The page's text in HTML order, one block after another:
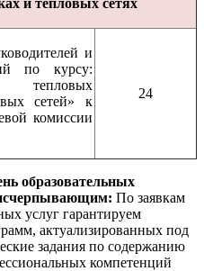
и
по курсу:
сетей» к
комиссии
24
образовательных
По заявкам
услуг гарантируем
актуализированных под
задания по содержанию
компетенций